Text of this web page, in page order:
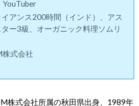
YouTuber
アンス200時間（インド）、アス
ー3級、オーガニック料理ソムリ
株式会社
株式会社所属の秋田県出身、1989年